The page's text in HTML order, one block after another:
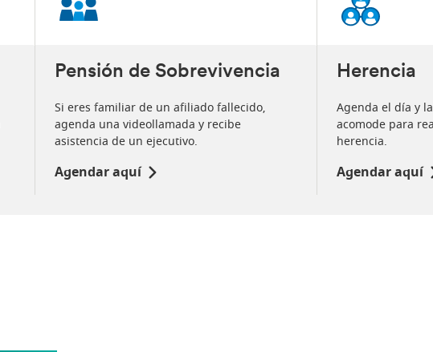
Pensión de Sobrevivencia
Si eres familiar de un afiliado fallecido,
agenda una videollamada y recibe
asistencia de un ejecutivo.
Agendar aquí
Herencia
Agenda el día y
acomode para
herencia.
Agendar aquí